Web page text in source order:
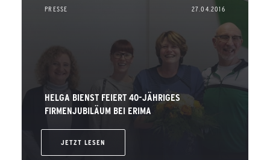
PRESSE 27.04.2016
HELGA BIENST FEIERT 40-JÄHRIGES
FIRMENJUBILÄUM BEI ERIMA
JETZT LESEN